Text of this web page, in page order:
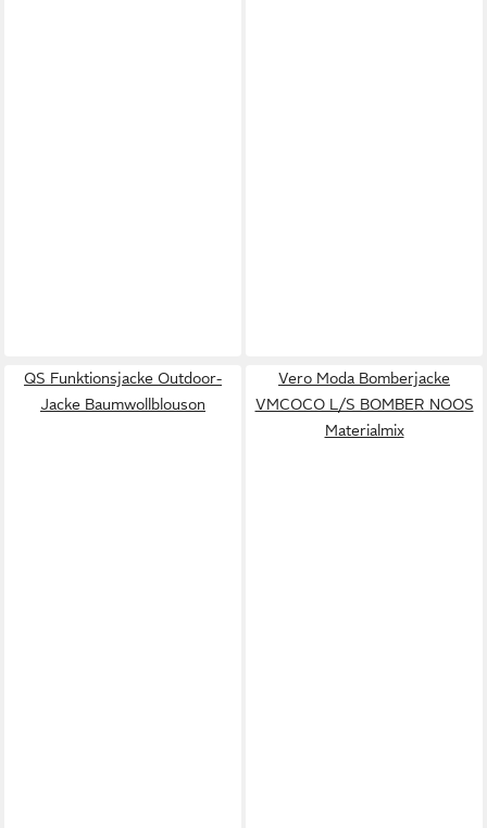
QS Funktionsjacke Outdoor-
Jacke Baumwollblouson
Vero Moda Bomberjacke
VMCOCO L/S BOMBER NOOS
Materialmix